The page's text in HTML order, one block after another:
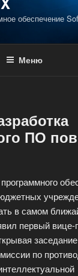
обеспечение
Меню
ПО
в самом
первый вице-
заседание
по